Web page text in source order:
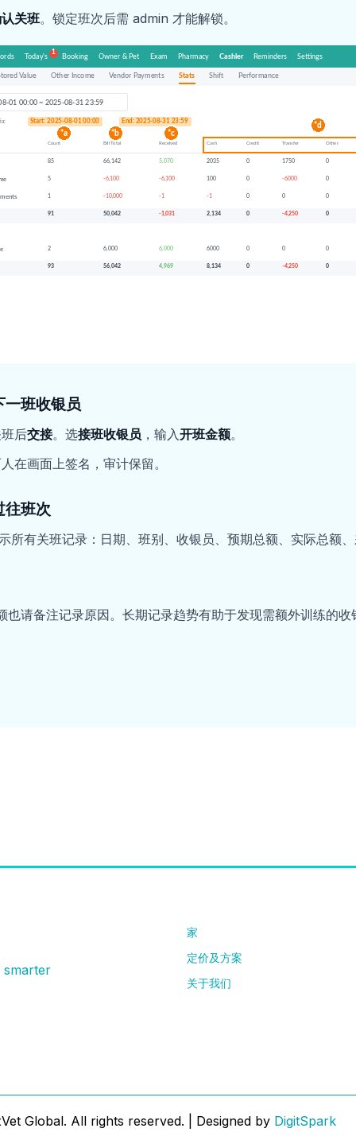
关班。锁定班次后需 admin 才能解锁。
一班收银员
后交接。选接班收银员 ，输入开班金额。
在画面上签名，审计保留。
往班次
所有关班记录：日期、班别、收银员、预期总额、实际总额
也请备注记录原因。长期记录趋势有助于发现需额外训练的收
smarter
家
定价及方案
关于我们
Global. All rights reserved. | Designed by DigitSpark